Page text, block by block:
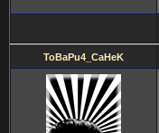
ToBaPu4_CaHeK